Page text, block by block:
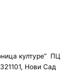
културе” ПЦ
Нови Сад